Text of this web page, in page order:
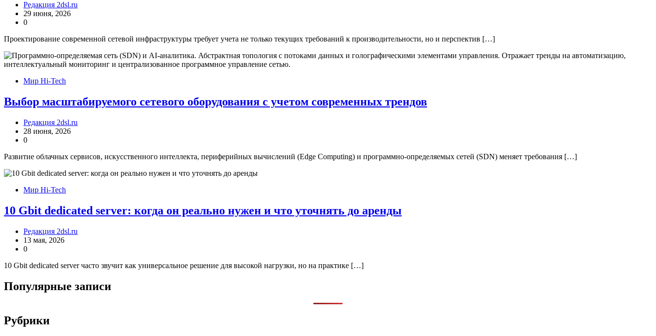
Редакция 2dsl.ru
29 июня, 2026
0
Проектирование современной сетевой инфраструктуры требует учета не только текущих требований к производительности, но и перспектив […]
Мир Hi-Tech
Выбор масштабируемого сетевого оборудования с учетом современных трендов
Редакция 2dsl.ru
28 июня, 2026
0
Развитие облачных сервисов, искусственного интеллекта, периферийных вычислений (Edge Computing) и программно-определяемых сетей (SDN) меняет требования […]
Мир Hi-Tech
10 Gbit dedicated server: когда он реально нужен и что уточнять до аренды
Редакция 2dsl.ru
13 мая, 2026
0
10 Gbit dedicated server часто звучит как универсальное решение для высокой нагрузки, но на практике […]
Популярные записи
Рубрики